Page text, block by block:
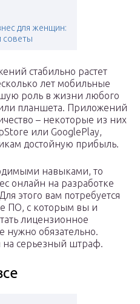
для женщин:
советы
стабильно растет
лет мобильные
роль в жизни любого
планшета. Приложений
– некоторые из них
или GooglePlay,
достойную прибыль.
навыками, то
онлайн на разработке
этого вам потребуется
ПО, с которым вы и
лицензионное
нужно обязательно.
на серьезный штраф.